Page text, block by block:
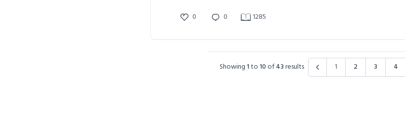
0 0 1285
Showing1to10 of43results 1 2 3 4